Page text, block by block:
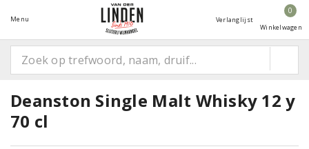
Menu Verlanglijst
0
Winkelwagen
Deanston Single Malt Whisky 12 y
70 cl